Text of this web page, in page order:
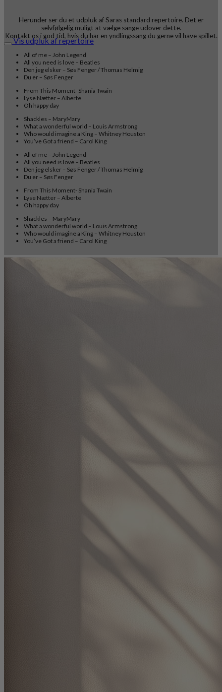
Herunder ser du et udpluk af Saras standard repertoire. Det er
selvfølgelig muligt at vælge sange udover dette.
Kontakt os i god tid, hvis du har en yndlingssang du gerne vil have spillet.
Vis udpluk af repertoire
All of me – John Legend
All you need is love – Beatles
Den jeg elsker – Søs Fenger / Thomas Helmig
Du er – Søs Fenger
From This Moment- Shania Twain
Lyse Nætter – Alberte
Oh happy day
Shackles – MaryMary
What a wonderful world – Louis Armstrong
Who would imagine a King – Whitney Houston
You’ve Got a friend – Carol King
All of me – John Legend
All you need is love – Beatles
Den jeg elsker – Søs Fenger / Thomas Helmig
Du er – Søs Fenger
From This Moment- Shania Twain
Lyse Nætter – Alberte
Oh happy day
Shackles – MaryMary
What a wonderful world – Louis Armstrong
Who would imagine a King – Whitney Houston
You’ve Got a friend – Carol King